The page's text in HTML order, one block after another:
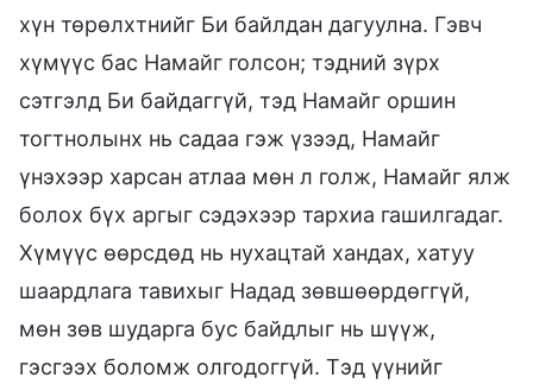
хүн төрөлхтнийг Би байлдан дагуулна. Гэвч
хүмүүс бас Намайг голсон; тэдний зүрх
сэтгэлд Би байдаггүй, тэд Намайг оршин
тогтнолынх нь садаа гэж үзээд, Намайг
үнэхээр харсан атлаа мөн л голж, Намайг ялж
болох бүх аргыг сэдэхээр тархиа гашилгадаг.
Хүмүүс өөрсдөд нь нухацтай хандах, хатуу
шаардлага тавихыг Надад зөвшөөрдөггүй,
мөн зөв шударга бус байдлыг нь шүүж,
гэсгээх боломж олгодоггүй. Тэд үүнийг